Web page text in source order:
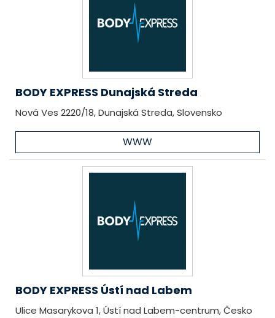
BODY EXPRESS Dunajská Streda
Nová Ves 2220/18, Dunajská Streda, Slovensko
WWW
BODY EXPRESS Ústí nad Labem
Ulice Masarykova 1, Ústí nad Labem-centrum, Česko